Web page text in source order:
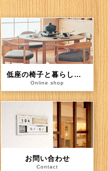
低座の椅子と暮らしの道具店（通信販売）
Online shop
お問い合わせ
Contact